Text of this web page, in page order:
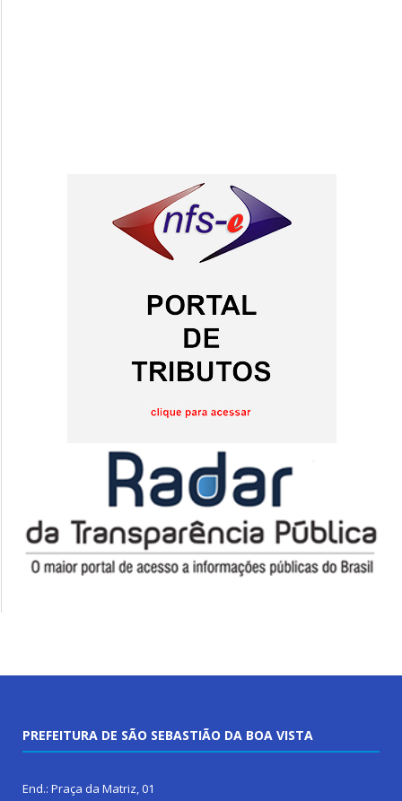
PREFEITURA DE SÃO SEBASTIÃO DA BOA VISTA
End.: Praça da Matriz, 01